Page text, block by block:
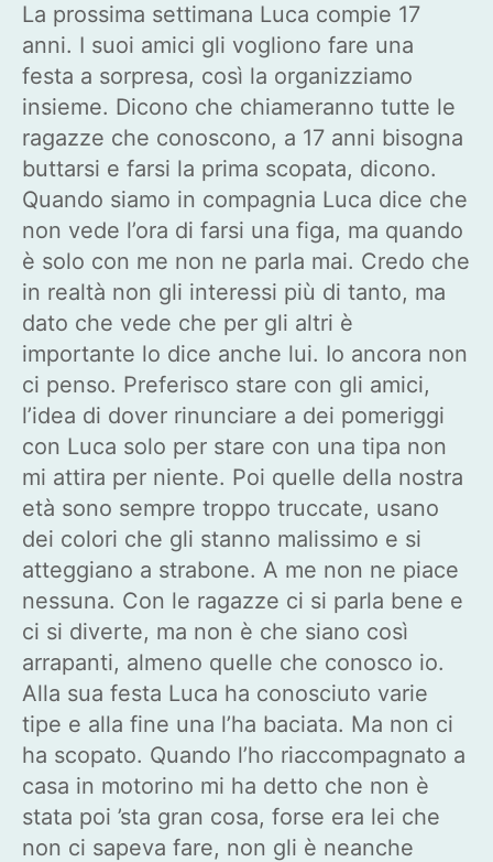
La prossima settimana Luca compie 17
anni. I suoi amici gli vogliono fare una
festa a sorpresa, così la organizziamo
insieme. Dicono che chiameranno tutte le
ragazze che conoscono, a 17 anni bisogna
buttarsi e farsi la prima scopata, dicono.
Quando siamo in compagnia Luca dice che
non vede l’ora di farsi una figa, ma quando
è solo con me non ne parla mai. Credo che
in realtà non gli interessi più di tanto, ma
dato che vede che per gli altri è
importante lo dice anche lui. Io ancora non
ci penso. Preferisco stare con gli amici,
l’idea di dover rinunciare a dei pomeriggi
con Luca solo per stare con una tipa non
mi attira per niente. Poi quelle della nostra
età sono sempre troppo truccate, usano
dei colori che gli stanno malissimo e si
atteggiano a strabone. A me non ne piace
nessuna. Con le ragazze ci si parla bene e
ci si diverte, ma non è che siano così
arrapanti, almeno quelle che conosco io.
Alla sua festa Luca ha conosciuto varie
tipe e alla fine una l’ha baciata. Ma non ci
ha scopato. Quando l’ho riaccompagnato a
casa in motorino mi ha detto che non è
stata poi ’sta gran cosa, forse era lei che
non ci sapeva fare, non gli è neanche